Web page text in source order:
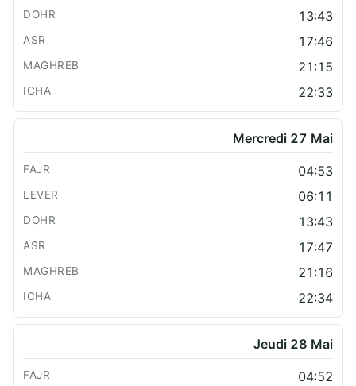
13:43
17:46
21:15
22:33
Mercredi 27 Mai
04:53
06:11
13:43
17:47
21:16
22:34
Jeudi 28 Mai
04:52